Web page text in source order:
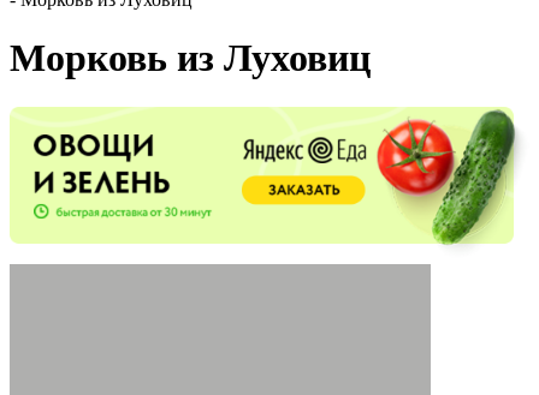
Морковь из Луховиц